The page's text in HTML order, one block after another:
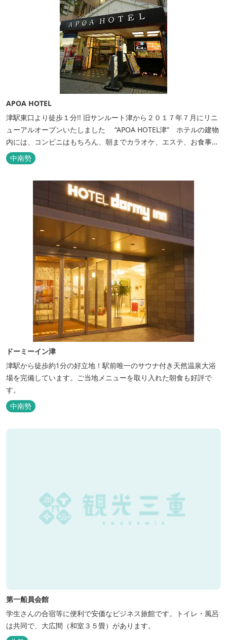
APOA HOTEL
津駅東口より徒歩１分!! 旧サンルート津から２０１７年７月にリニ
ューアルオープンいたしました “APOA HOTEL津” ホテルの建物
内には、コンビニはもちろん、朝までカラオケ、エステ、お食事も
いろいろなジャンルが楽しめます。 ホテル内施設 地下…創作料
理“舞の華” 居酒屋“風の蔵人” 居酒屋“居酒屋ならここが安いぜっ”
１階…コンビニエンスストア“ローソン” 和食“いせもん本店”...
中南勢
ドーミーイン津
津駅から徒歩約1分の好立地！駅前唯一のサウナ付き天然温泉大浴
場を完備しています。ご当地メニューを取り入れた朝食も好評で
す。
中南勢
第一船員会館
学生さんの合宿等に便利で安価なビジネス旅館です。トイレ・風呂
は共同で、大広間（和室３５畳）があります。